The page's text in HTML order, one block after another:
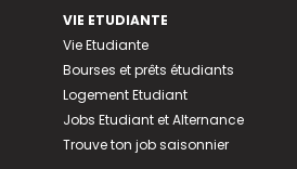
VIE ETUDIANTE
Vie Etudiante
Bourses et prêts étudiants
Logement Etudiant
Jobs Etudiant et Alternance
Trouve ton job saisonnier